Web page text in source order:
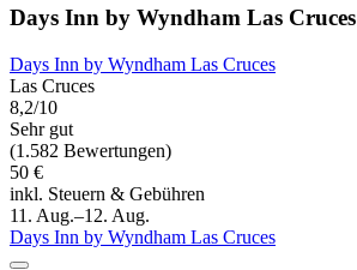
Days Inn by Wyndham Las Cruces
Days Inn by Wyndham Las Cruces
Las Cruces
8,2/10
Sehr gut
(1.582 Bewertungen)
50 €
inkl. Steuern & Gebühren
11. Aug.–12. Aug.
Days Inn by Wyndham Las Cruces